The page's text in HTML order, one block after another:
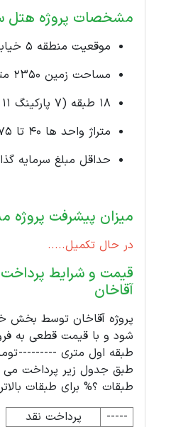
مشخصات پروژه هتل
موقعیت منطقه 5 خیابان نیرو
مساحت زمین 2350 متر مربع
18 طبقه (7 پارکینگ 11 مسکونی)
متراژ واحد ها 40 تا 75 متر
حداقل مبلغ سرمایه
میزان پیشرفت پروژه
در حال تکمیل.....
قیمت و شرایط
آقاخان
پروژه آقاخان توسط
شود و با قیمت قطعی به
طبقه اول متری ---------
طبق جدول زیر پرداخت
طبقات ؟% برای طبقات
-----
پرداخت نقد